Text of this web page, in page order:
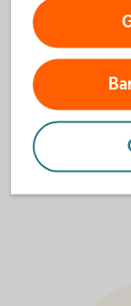
och